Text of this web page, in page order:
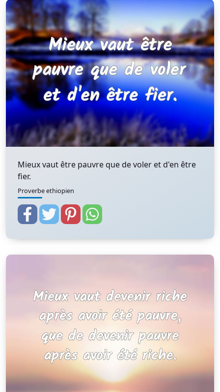
Mieux vaut être pauvre que de voler et d'en être
fier.
Proverbe ethiopien